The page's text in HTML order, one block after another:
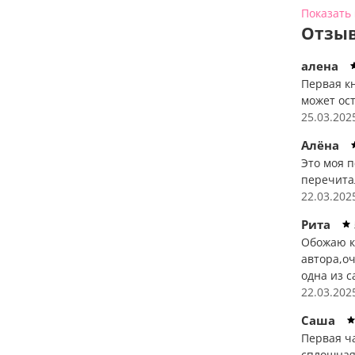
Именно
ума. Он
пойдет
«Я
лучшим.
осколки.
Ее
дизайн.
Джейн
алена
Первая
может
Алёна
Это моя
Рита
Обожаю
одна из
Саша
Первая